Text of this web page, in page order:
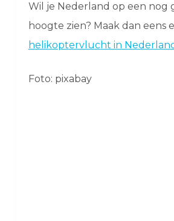
Wil je Nederland op een nog
hoogte zien? Maak dan eens
helikoptervlucht in
Foto: pixabay